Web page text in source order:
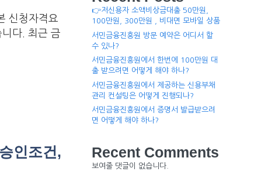
신청자격요
다. 최근 금
인조건,
👉저신용자 소액비상금대출 50만원,
100만원, 300만원 , 비대면 모바일 상품
서민금융진흥원 방문 예약은 어디서 할
수 있나?
서민금융진흥원에서 한번에 100만원 대
출 받으려면 어떻게 해야 하나?
서민금융진흥원에서 제공하는 신용부채
관리 컨설팅은 어떻게 진행되나?
서민금융진흥원에서 증명서 발급받으려
면 어떻게 해야 하나?
Recent Comments
보여줄 댓글이 없습니다.